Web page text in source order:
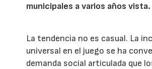
municipales a varios años vista.
La tendencia no es casual. La
universal en el juego se ha
demanda social articulada que